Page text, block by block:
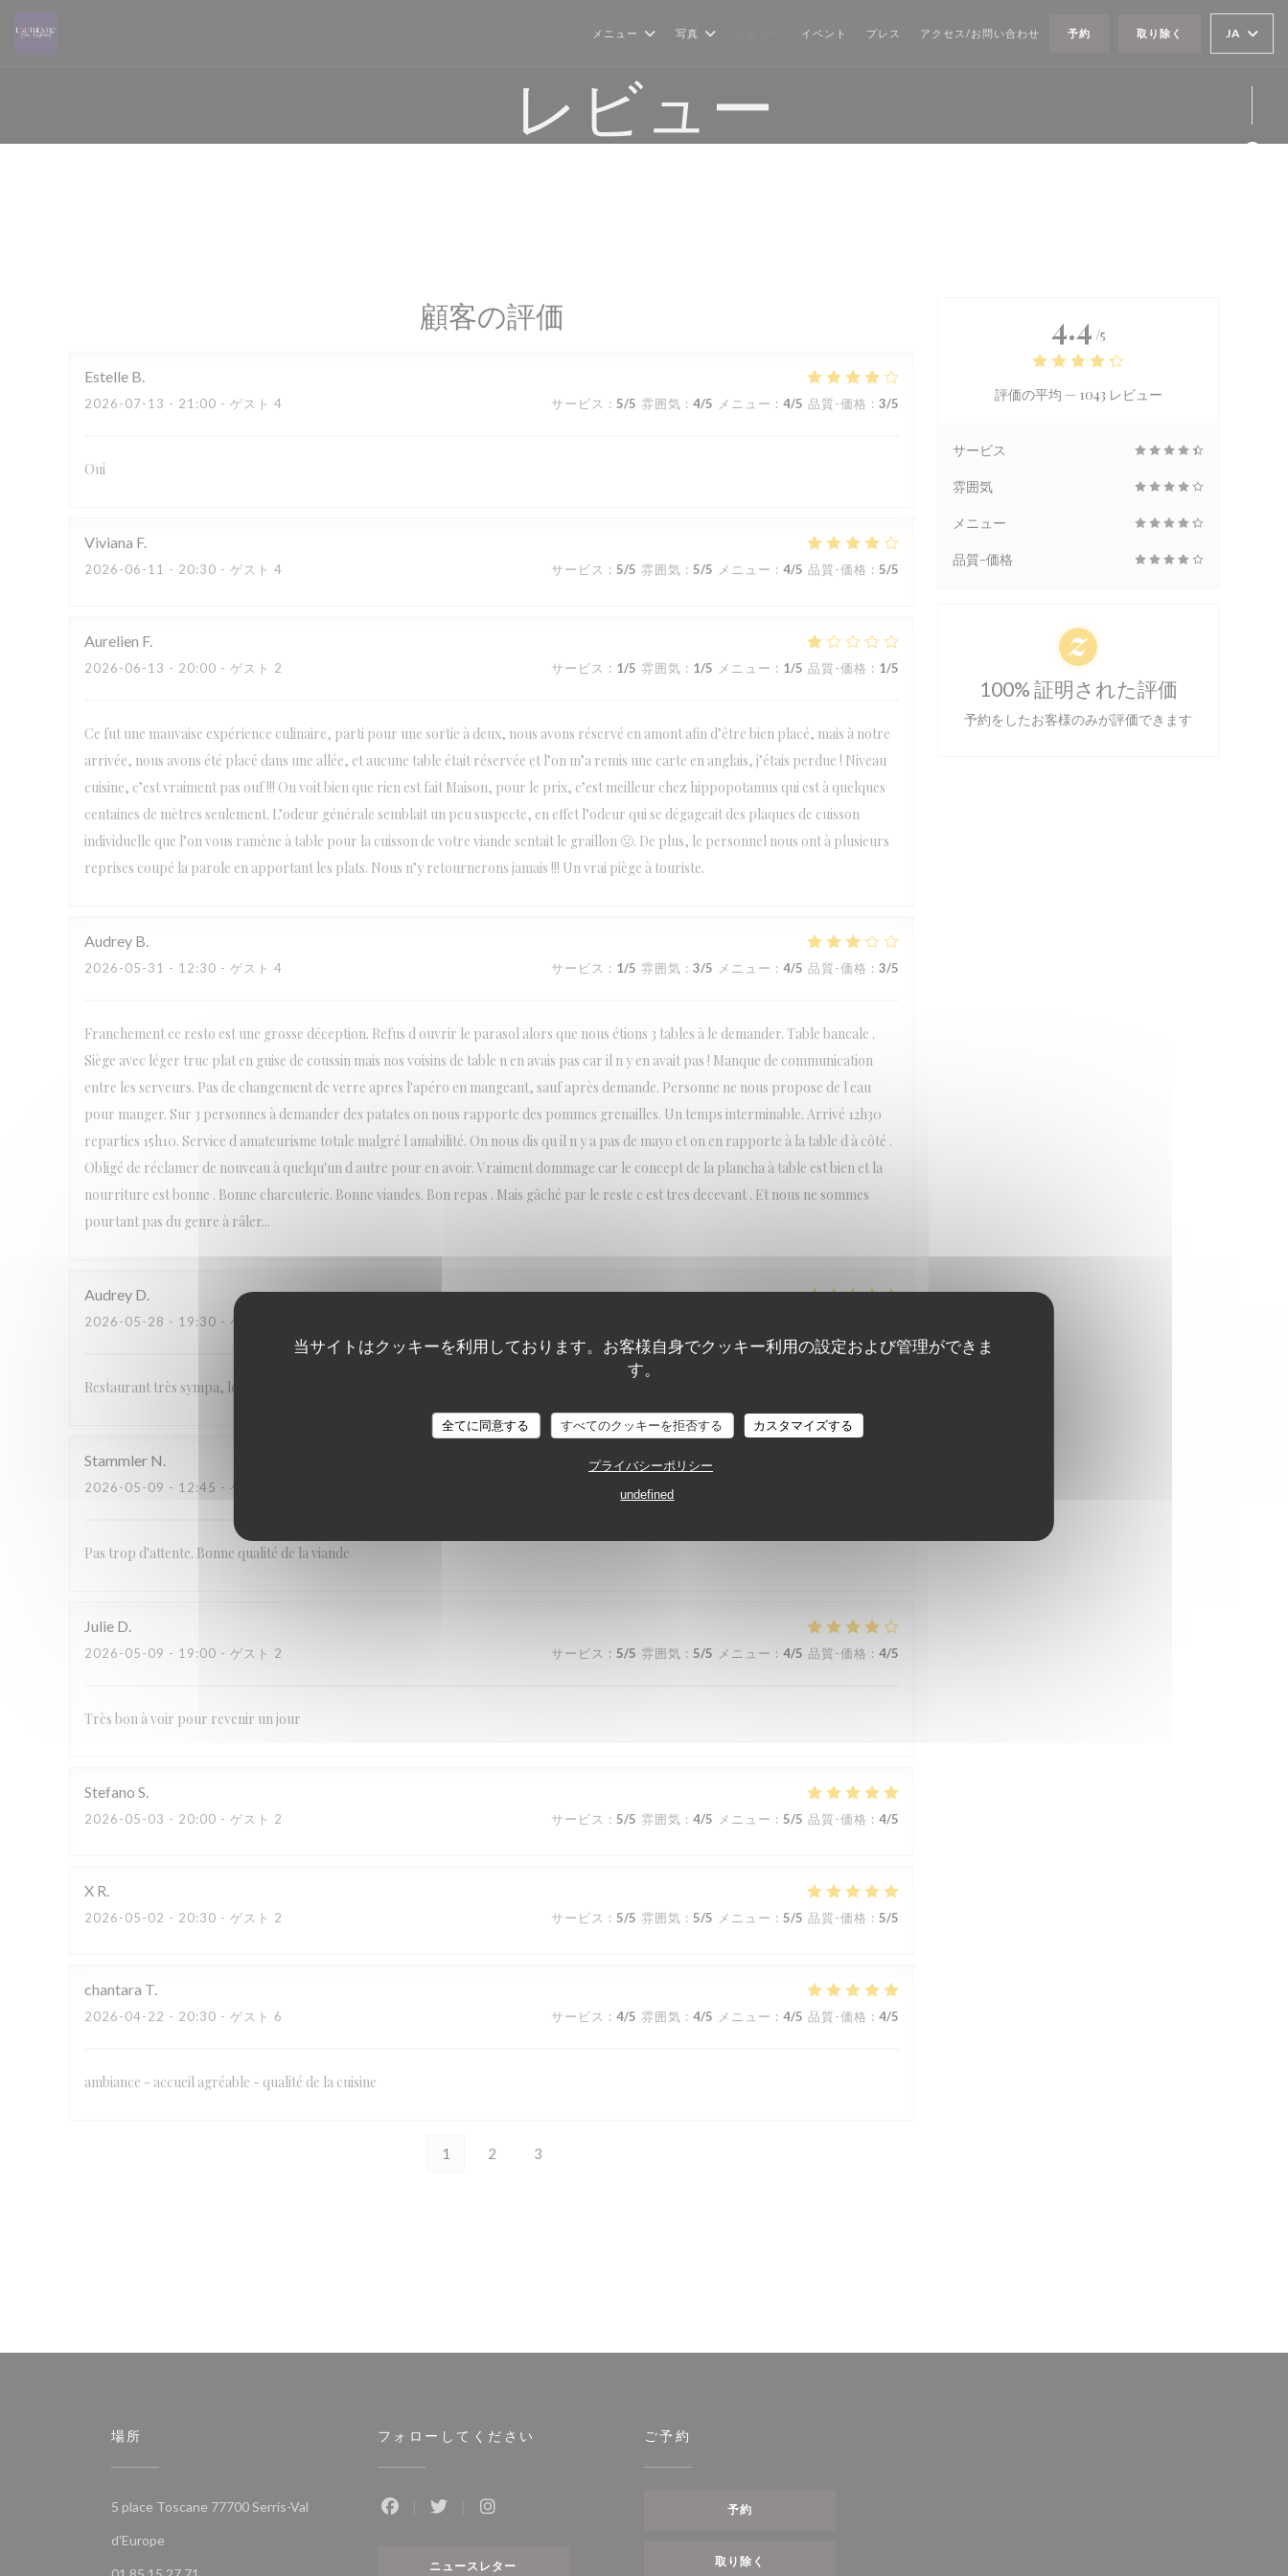
当サイトはクッキーを利用しております。お客様自身でクッキー利用の設定および管理ができま
す。
全てに同意する すべてのクッキーを拒否する カスタマイズする
プライバシーポリシー
undefined
メニュー 写真 イベント プレス アクセス/お問い合わせ 予約 取り除く JA
レビュー
顧客の評価
Estelle B
2026-07-13 - 21:00 - ゲスト 4 サービス : 5/5 雰囲気 : 4/5 メニュー : 4/5 品質-価格 : 3/5
Oui
Viviana F
2026-06-11 - 20:30 - ゲスト 4 サービス : 5/5 雰囲気 : 5/5 メニュー : 4/5 品質-価格 : 5/5
Aurelien F
2026-06-13 - 20:00 - ゲスト 2 サービス : 1/5 雰囲気 : 1/5 メニュー : 1/5 品質-価格 : 1/5
Ce fut une mauvaise expérience culinaire, parti pour une sortie à deux, nous avons réservé en amont afin d’être bien placé, mais à notre
arrivée, nous avons été placé dans une allée, et aucune table était réservée et l’on m’a remis une carte en anglais, j’étais perdue ! Niveau
cuisine, c’est vraiment pas ouf !!! On voit bien que rien est fait Maison, pour le prix, c’est meilleur chez hippopotamus qui est à quelques
centaines de mètres seulement. L’odeur générale semblait un peu suspecte, en effet l’odeur qui se dégageait des plaques de cuisson
individuelle que l’on vous ramène à table pour la cuisson de votre viande sentait le graillon 🤢. De plus, le personnel nous ont à plusieurs
reprises coupé la parole en apportant les plats. Nous n’y retournerons jamais !!! Un vrai piège à touriste.
Audrey B
2026-05-31 - 12:30 - ゲスト 4 サービス : 1/5 雰囲気 : 3/5 メニュー : 4/5 品質-価格 : 3/5
Franchement ce resto est une grosse déception. Refus d ouvrir le parasol alors que nous étions 3 tables à le demander. Table bancale .
Siège avec léger truc plat en guise de coussin mais nos voisins de table n en avais pas car il n y en avait pas ! Manque de communication
entre les serveurs. Pas de changement de verre apres l'apéro en mangeant, sauf après demande. Personne ne nous propose de l eau
pour manger. Sur 3 personnes à demander des patates on nous rapporte des pommes grenailles. Un temps interminable. Arrivé 12h30
reparties 15h10. Service d amateurisme totale malgré l amabilité. On nous dis qu il n y a pas de mayo et on en rapporte à la table d à côté .
Obligé de réclamer de nouveau à quelqu'un d autre pour en avoir. Vraiment dommage car le concept de la plancha à table est bien et la
nourriture est bonne . Bonne charcuterie. Bonne viandes. Bon repas . Mais gâché par le reste c est tres decevant . Et nous ne sommes
pourtant pas du genre à râler...
Audrey D
2026-05-28 - 19:30 - ゲスト 2
Restaurant très sympa, le service est souriant et rapide. Les assiettes sont bien garnis ! J’y retournerai avec plaisir !
Stammler N
2026-05-09 - 12:45 - ゲスト 6 雰囲気
Pas trop d'attente. Bonne qualité de la viande
Julie D
2026-05-09 - 19:00 - ゲスト 2 サービス : 5/5 雰囲気 : 5/5 メニュー : 4/5 品質-価格 : 4/5
Très bon à voir pour revenir un jour
Stefano S
2026-05-03 - 20:00 - ゲスト 2 サービス : 5/5 雰囲気 : 4/5 メニュー : 5/5 品質-価格 : 4/5
X R
2026-05-02 - 20:30 - ゲスト 2 サービス : 5/5 雰囲気 : 5/5 メニュー : 5/5 品質-価格 : 5/5
chantara T
2026-04-22 - 20:30 - ゲスト 6 サービス : 4/5 雰囲気 : 4/5 メニュー : 4/5 品質-価格 : 4/5
ambiance - accueil agréable - qualité de la cuisine
1 2 3
4.4 /5
評価の平均 — 1043 レビュー
サービス
雰囲気
メニュー
品質-価格
100% 証明された評価
予約をしたお客様のみが評価できます
場所
5 place Toscane 77700 Serris-Val
d'Europe((新しいウィンドウで開きます))
フォローしてください
Twitter ((新しいウィンドウで開きます))
Instagram ((新しいウィンドウで開きます))
ニュースレター
ご予約
予約
取り除く